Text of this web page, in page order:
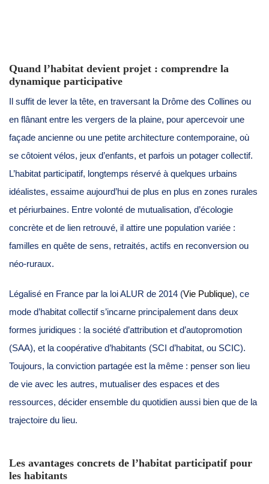
Quand l’habitat devient projet : comprendre la
dynamique participative
Il suffit de lever la tête, en traversant la Drôme des Collines ou
en flânant entre les vergers de la plaine, pour apercevoir une
façade ancienne ou une petite architecture contemporaine, où
se côtoient vélos, jeux d’enfants, et parfois un potager collectif.
L’habitat participatif, longtemps réservé à quelques urbains
idéalistes, essaime aujourd’hui de plus en plus en zones rurales
et périurbaines. Entre volonté de mutualisation, d’écologie
concrète et de lien retrouvé, il attire une population variée :
familles en quête de sens, retraités, actifs en reconversion ou
néo-ruraux.
Légalisé en France par la loi ALUR de 2014 (Vie Publique), ce
mode d’habitat collectif s’incarne principalement dans deux
formes juridiques : la société d’attribution et d’autopromotion
(SAA), et la coopérative d’habitants (SCI d’habitat, ou SCIC).
Toujours, la conviction partagée est la même : penser son lieu
de vie avec les autres, mutualiser des espaces et des
ressources, décider ensemble du quotidien aussi bien que de la
trajectoire du lieu.
Les avantages concrets de l’habitat participatif pour
les habitants